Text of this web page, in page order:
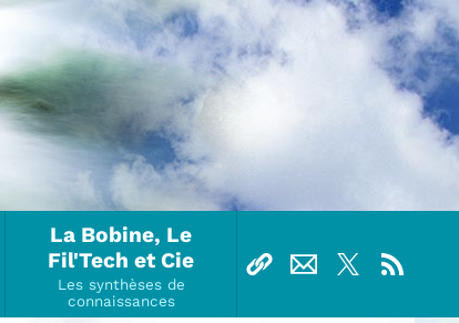
La Bobine, Le
Fil'Tech et Cie